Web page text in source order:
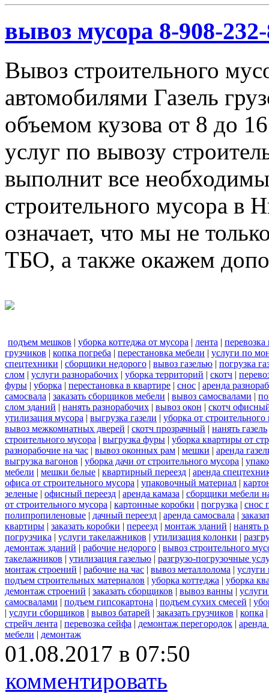
вывоз мусора 8-908-
Вывоз строительного
автомобилями Газель
объемом кузова от 8 до
услуг по вывозу
выполнит все
строительного мусора в
означает, что мы не
ТБО, а также окажем
подъем мешков | уборка коттеджа от мусора | лента |
грузчиков | копка погреба | перестановка мебели | услуги по
спецтехники | сборщики недорого | вывоз газелью | погрузка
слом | услуги разнорабочих | уборка территорий | скотч |
фуры | уборка | перестановка в квартире | снос | аренда
самосвала | заказать сборщиков мебели | вывоз самосвалами |
слом зданий | нанять разнорабочих | вывоз окон | скотч
утилизация мусора | выгрузка газели | уборка от строительного
вывоз межкомнатных дверей | скотч прозрачный | нанять газель
строительного мусора | выгрузка фуры | уборка квартиры от
разнорабочие на час | вывоз оконных рам | мешки | аренда
выгрузка вагонов | уборка дачи от строительного мусора |
мебели | мешки белые | квартирный переезд | аренда
офиса от строительного мусора | упаковочный материал |
зеленые | офисный переезд | аренда камаза | сборщики мебели
от строительного мусора | картонные коробки | погрузка | снос
полипропиленовые | дачный переезд | аренда самосвала |
квартиры | заказать коробки | переезд | монтаж зданий | нанять
погрузчика | услуги такелажников | утилизация колонки |
демонтаж зданий | рабочие недорого | вывоз строительного
такелажников | утилизация газелью | разгрузо-погрузочные
монтаж строений | рабочие на час | вывоз металлолома | услуги
подъем строительных материалов | уборка коттеджа | уборка
демонтаж строений | заказать сборщиков | вывоз ванны |
самосвалами | подъем гипсокартона | подъем сухих смесей |
| услуги сборщиков | вывоз батарей | заказать грузчиков | копка
стрейч лента | перевозка сейфа | демонтаж перегородок |
мебели | демонтаж
01.08.2017 в 07:50
комментировать